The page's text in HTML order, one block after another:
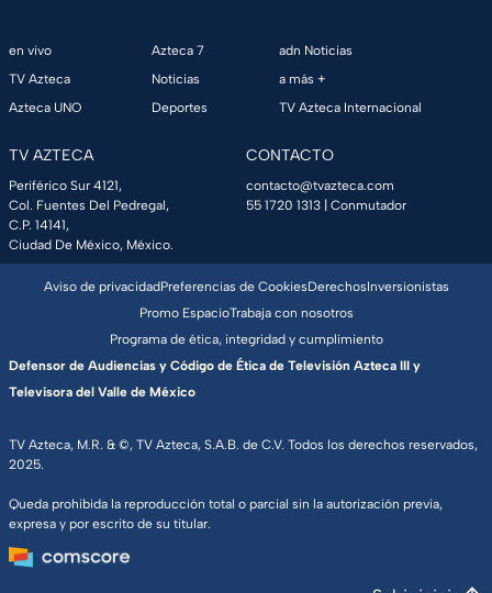
en vivo
TV Azteca
Azteca UNO
Azteca 7
Noticias
Deportes
adn Noticias
a más +
TV Azteca Internacional
TV AZTECA
Periférico Sur 4121,
Col. Fuentes Del Pedregal,
C.P. 14141,
Ciudad De México, México.
CONTACTO
contacto@tvazteca.com
55 1720 1313 | Conmutador
TV Azteca, M.R. & ©, TV Azteca, S.A.B. de C.V. Todos los derechos reservados,
2025.
Queda prohibida la reproducción total o parcial sin la autorización previa,
expresa y por escrito de su titular.
Aviso de privacidadPreferencias de CookiesDerechosInversionistas
Promo EspacioTrabaja con nosotros
Programa de ética, integridad y cumplimiento
Defensor de Audiencias y Código de Ética de Televisión Azteca III y
Televisora del Valle de México